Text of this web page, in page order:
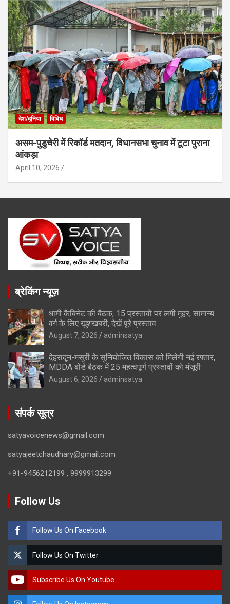
देश/दुनिया विविध
असम-पुडुचेरी में रिकॉर्ड मतदान, विधानसभा चुनाव में टूटा पुराना
आंकड़ा
April 10, 2026
ब्रेकिंग न्यूज़
धामी कैबिनेट की बैठक, 15 प्रस्तावों पर लगी मुहर, सामान्य
वर्ग के लिए खुशखबरी, देखें पूरे प्रस्ताव
August 7, 2026 adminsatya
देहरादून-मसूरी के सुनियोजित विकास को मिलेगी नई रफ्तार,
MDDA बोर्ड बैठक में 25 महत्वपूर्ण प्रस्तावों को मंजूरी
August 6, 2026 adminsatya
संपर्क सूत्र
satyavoicenews@gmail.com
satyajeetchaudhary@gmail.com
+91-9456212199 , 9999913299
Follow Us
Follow Us On Facebook
Follow Us On Twitter
Subscribe Us On Youtube